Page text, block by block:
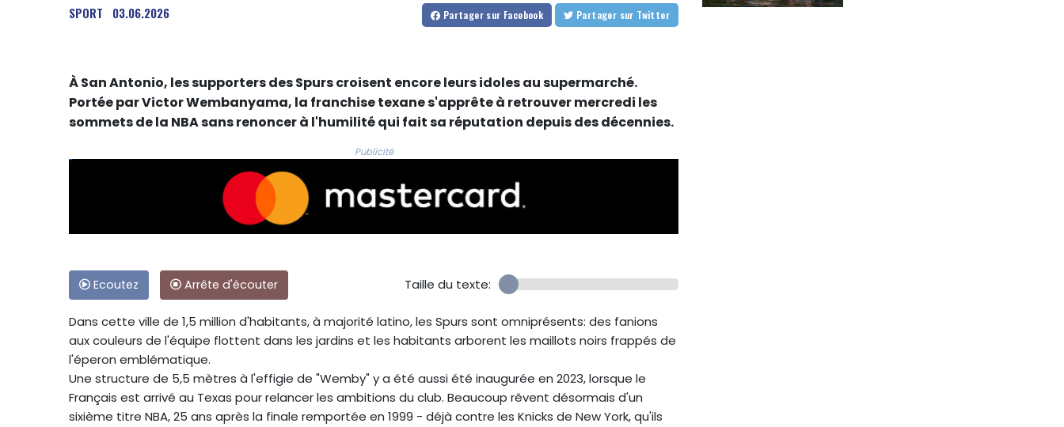
SPORT 03.06.2026 Partager sur Facebook Partager sur Twitter
À San Antonio, les supporters des Spurs croisent encore leurs idoles au supermarché.
Portée par Victor Wembanyama, la franchise texane s'apprête à retrouver mercredi les
sommets de la NBA sans renoncer à l'humilité qui fait sa réputation depuis des décennies.
Publicité
Ecoutez Arrête d'écouter Taille du texte:
Dans cette ville de 1,5 million d'habitants, à majorité latino, les Spurs sont omniprésents: des fanions
aux couleurs de l'équipe flottent dans les jardins et les habitants arborent les maillots noirs frappés de
l'éperon emblématique.
Une structure de 5,5 mètres à l'effigie de "Wemby" y a été aussi été inaugurée en 2023, lorsque le
Français est arrivé au Texas pour relancer les ambitions du club. Beaucoup rêvent désormais d'un
sixième titre NBA, 25 ans après la finale remportée en 1999 - déjà contre les Knicks de New York, qu'ils